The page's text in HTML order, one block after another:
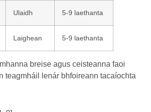
Ulaidh 5-9 laethanta
Laighean 5-9 laethanta
breise agus ceisteanna faoi
teagmháil lenár bhfoireann tacaíochta